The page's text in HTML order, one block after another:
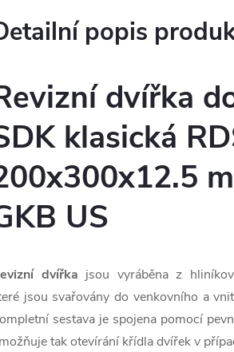
popis
dvířka
klasická
US
dvířka jsou vyráběna z
jsou svařovány do venkovního a
sestava je spojena pomocí
tak otevírání křídla dvířek v